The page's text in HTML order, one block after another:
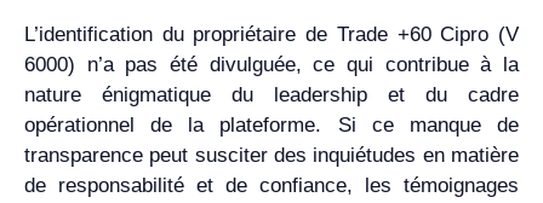
L’identification du propriétaire de Trade +60 Cipro (V
6000) n’a pas été divulguée, ce qui contribue à la
nature énigmatique du leadership et du cadre
opérationnel de la plateforme. Si ce manque de
transparence peut susciter des inquiétudes en matière
de responsabilité et de confiance, les témoignages